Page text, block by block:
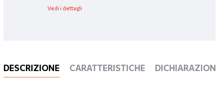
Vedi i dettagli
DESCRIZIONE CARATTERISTICHE